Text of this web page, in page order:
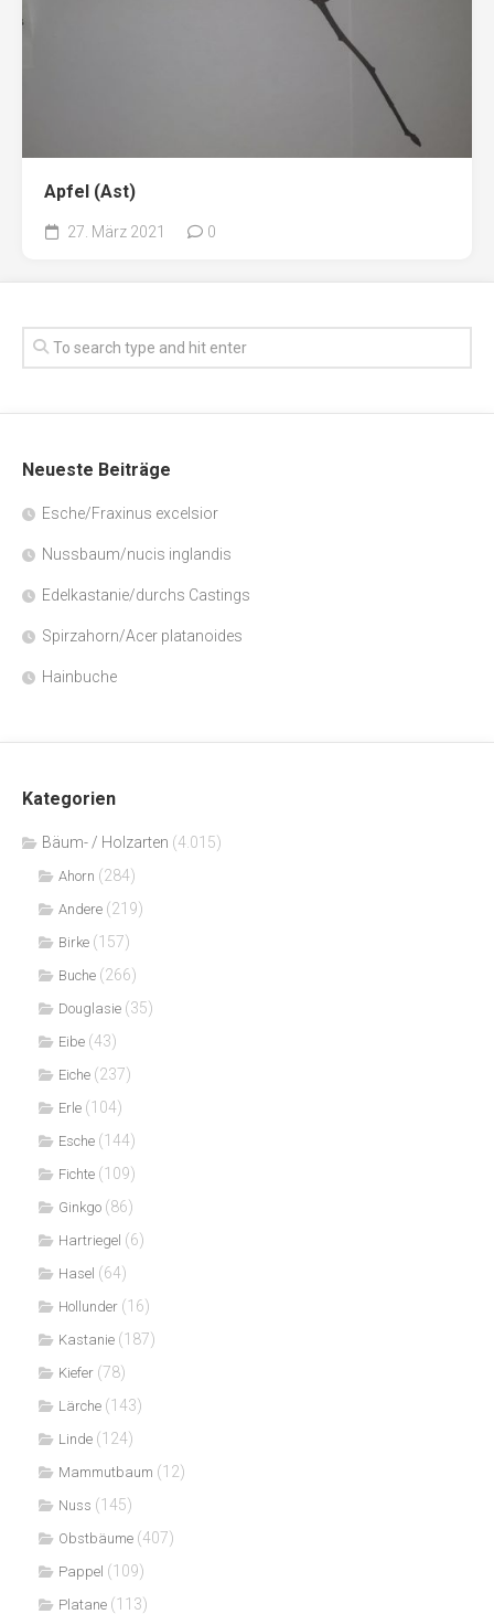
Apfel (Ast)
27. März 2021 0
Neueste Beiträge
Esche/Fraxinus excelsior
Nussbaum/nucis inglandis
Edelkastanie/durchs Castings
Spirzahorn/Acer platanoides
Hainbuche
Kategorien
Bäum- / Holzarten (4.015)
Ahorn (284)
Andere (219)
Birke (157)
Buche (266)
Douglasie (35)
Eibe (43)
Eiche (237)
Erle (104)
Esche (144)
Fichte (109)
Ginkgo (86)
Hartriegel (6)
Hasel (64)
Hollunder (16)
Kastanie (187)
Kiefer (78)
Lärche (143)
Linde (124)
Mammutbaum (12)
Nuss (145)
Obstbäume (407)
Pappel (109)
Platane (113)